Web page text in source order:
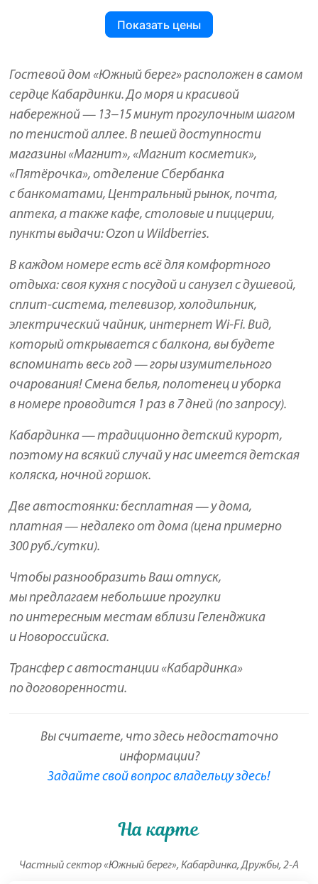
Показать цены
Гостевой дом «Южный берег» расположен в самом
сердце Кабардинки. До моря и красивой
набережной — 13−15 минут прогулочным шагом
по тенистой аллее. В пешей доступности
магазины «Магнит», «Магнит косметик»,
«Пятёрочка», отделение Сбербанка
с банкоматами, Центральный рынок, почта,
аптека, а также кафе, столовые и пиццерии,
пункты выдачи: Ozon и Wildberries.
В каждом номере есть всё для комфортного
отдыха: своя кухня с посудой и санузел с душевой,
сплит-система, телевизор, холодильник,
электрический чайник, интернет Wi-Fi. Вид,
который открывается с балкона, вы будете
вспоминать весь год — горы изумительного
очарования! Смена белья, полотенец и уборка
в номере проводится 1 раз в 7 дней (по запросу).
Кабардинка — традиционно детский курорт,
поэтому на всякий случай у нас имеется детская
коляска, ночной горшок.
Две автостоянки: бесплатная — у дома,
платная — недалеко от дома (цена примерно
300 руб./сутки).
Чтобы разнообразить Ваш отпуск,
мы предлагаем небольшие прогулки
по интересным местам вблизи Геленджика
и Новороссийска.
Трансфер с автостанции «Кабардинка»
по договоренности.
Вы считаете, что здесь недостаточно
информации?
Задайте свой вопрос владельцу здесь!
На карте
Частный сектор «Южный берег», Кабардинка, Дружбы, 2-А